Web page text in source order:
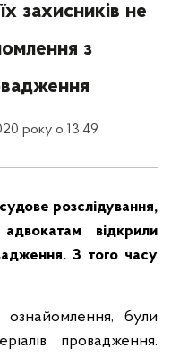
захисників не
з
року о 13:49
розслідування,
відкрили
З того часу
були
провадження.